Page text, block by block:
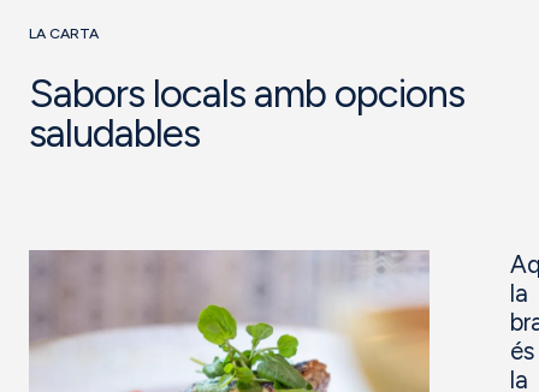
LA CARTA
Sabors locals amb opcions
saludables
la
és
la